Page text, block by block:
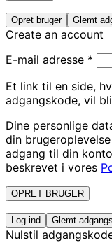
Opret bruger Glemt
Create an account
E-mail adresse *
Et link til en side,
adgangskode, vil
Dine personlige
din
adgang til din
beskrevet i vores
OPRET BRUGER
Log ind Glemt
Nulstil